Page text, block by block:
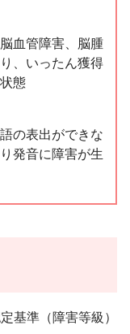
血管障害、脳腫
、いったん獲得
態
の表出ができな
発音に障害が生
基準（障害等級）